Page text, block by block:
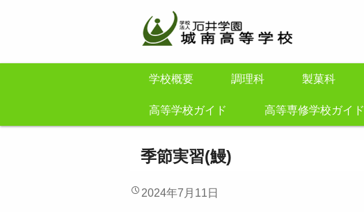
学校概要 調理科 製菓科
高等学校ガイド 高等専修学校ガイド
季節実習(鰻)
2024年7月11日